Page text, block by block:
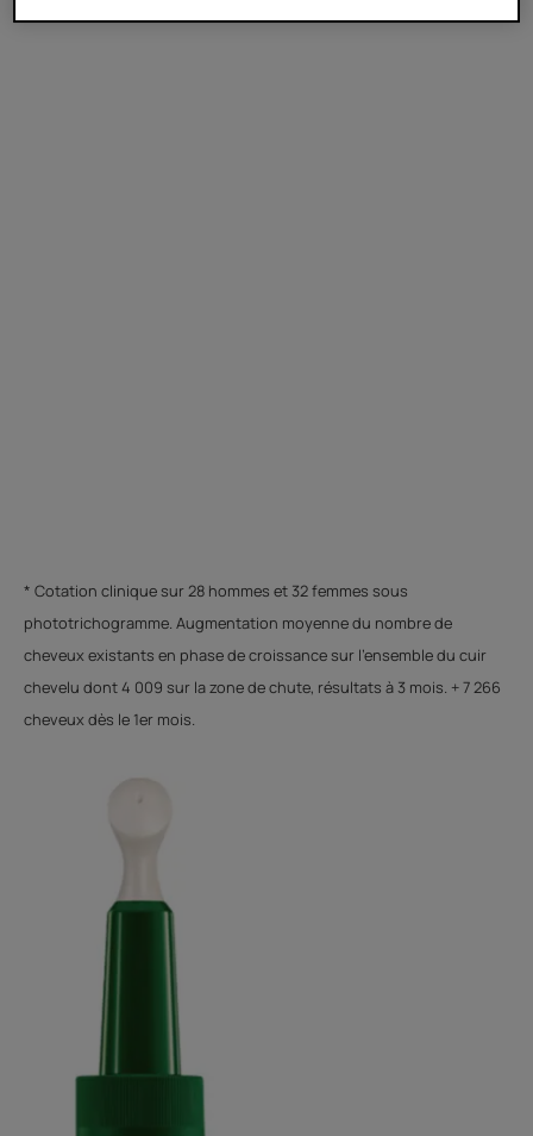
* Cotation clinique sur 28 hommes et 32 femmes sous
phototrichogramme. Augmentation moyenne du nombre de
cheveux existants en phase de croissance sur l’ensemble du cuir
chevelu dont 4 009 sur la zone de chute, résultats à 3 mois. + 7 266
cheveux dès le 1er mois.